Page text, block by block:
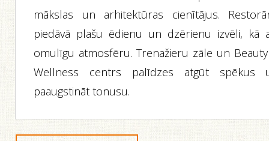
mākslas un arhitektūras cienītājus.
piedāvā plašu ēdienu un dzērienu izvēli, kā
omulīgu atmosfēru. Trenažieru zāle un
Wellness centrs palīdzes atgūt spēkus
paaugstināt tonusu.